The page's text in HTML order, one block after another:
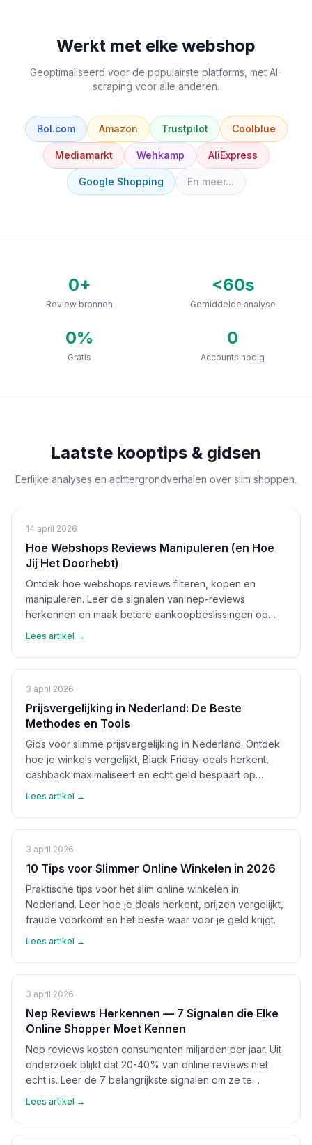
Werkt met elke webshop
Geoptimaliseerd voor de populairste platforms, met AI-
scraping voor alle anderen.
Bol.com Amazon Trustpilot Coolblue
Mediamarkt Wehkamp AliExpress
Google Shopping En meer...
0+
Review bronnen
<60s
Gemiddelde analyse
0%
Gratis
0
Accounts nodig
Laatste kooptips & gidsen
Eerlijke analyses en achtergrondverhalen over slim shoppen.
14 april 2026
Hoe Webshops Reviews Manipuleren (en Hoe
Jij Het Doorhebt)
Ontdek hoe webshops reviews filteren, kopen en
manipuleren. Leer de signalen van nep-reviews
herkennen en maak betere aankoopbeslissingen op
Lees artikel →
3 april 2026
Prijsvergelijking in Nederland: De Beste
Methodes en Tools
Gids voor slimme prijsvergelijking in Nederland. Ontdek
hoe je winkels vergelijkt, Black Friday-deals herkent,
cashback maximaliseert en echt geld bespaart op
Lees artikel →
3 april 2026
10 Tips voor Slimmer Online Winkelen in 2026
Praktische tips voor het slim online winkelen in
Nederland. Leer hoe je deals herkent, prijzen vergelijkt,
fraude voorkomt en het beste waar voor je geld krijgt.
Lees artikel →
3 april 2026
Nep Reviews Herkennen — 7 Signalen die Elke
Online Shopper Moet Kennen
Nep reviews kosten consumenten miljarden per jaar. Uit
onderzoek blijkt dat 20-40% van online reviews niet
echt is. Leer de 7 belangrijkste signalen om ze te
Lees artikel →